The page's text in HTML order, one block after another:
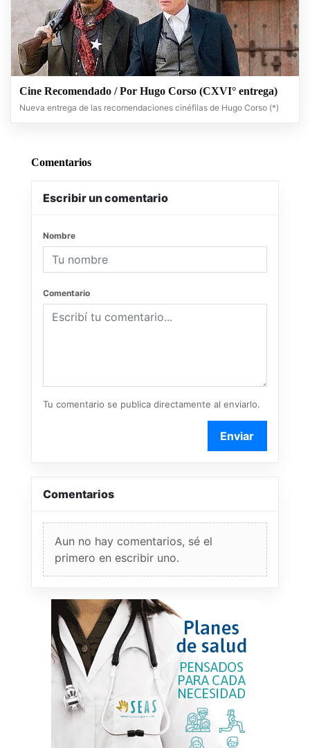
Cine Recomendado / Por Hugo Corso (CXVI° entrega)
Nueva entrega de las recomendaciones cinéfilas de Hugo Corso (*)
Comentarios
Escribir un comentario
Nombre
Comentario
Tu comentario se publica directamente al enviarlo.
Enviar
Comentarios
Aun no hay comentarios, sé el
primero en escribir uno.